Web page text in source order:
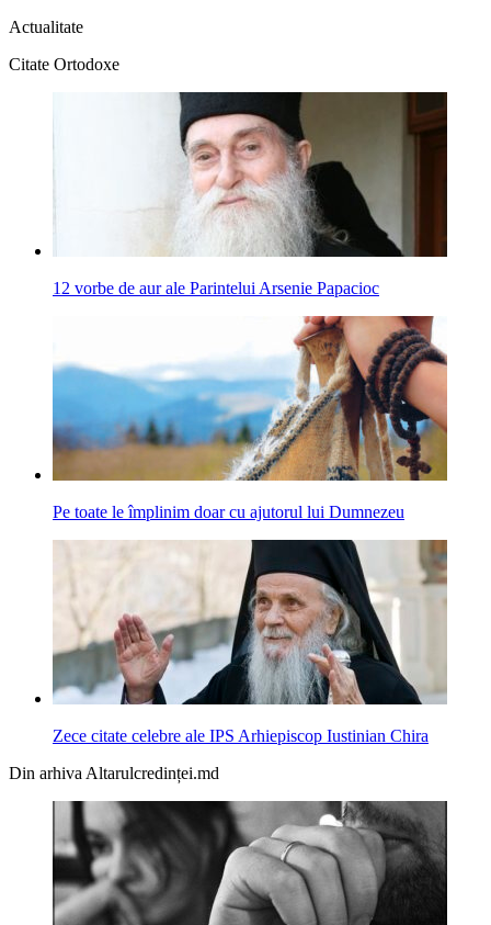
Actualitate
Citate Ortodoxe
12 vorbe de aur ale Parintelui Arsenie Papacioc
Pe toate le împlinim doar cu ajutorul lui Dumnezeu
Zece citate celebre ale IPS Arhiepiscop Iustinian Chira
Din arhiva Altarulcredinței.md